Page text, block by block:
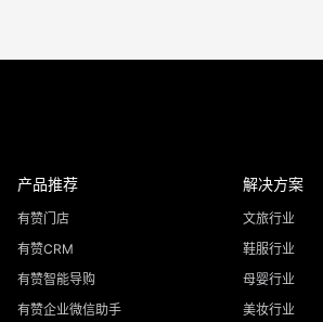
产品推荐
有赞门店
有赞CRM
有赞智能导购
有赞企业微信助手
解决方案
文旅行业
鞋服行业
母婴行业
美妆行业